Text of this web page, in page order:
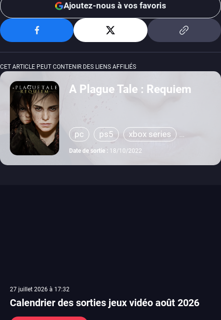
Ajoutez-nous à vos favoris
CET ARTICLE PEUT CONTENIR DES LIENS AFFILIÉS
A Plague Tale : Requiem
pc ps5
xbox series
switch
Date de sortie : 18/10/2022
27 juillet 2026 à 17:32
Calendrier des sorties jeux vidéo août 2026